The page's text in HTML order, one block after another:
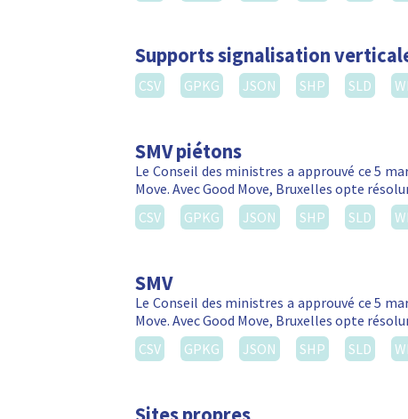
Supports signalisation
CSV GPKG JSON SHP SLD
SMV piétons
Le Conseil des ministres a approuvé ce 5
Move. Avec Good Move, Bruxelles opte
CSV
GPKG JSON SHP SLD
SMV
Le Conseil des ministres a approuvé ce 5
Move. Avec Good Move, Bruxelles opte
CSV
GPKG JSON SHP SLD